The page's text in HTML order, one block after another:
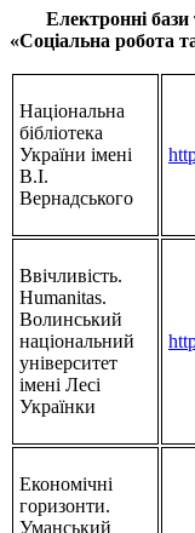
Електронні бази
«Соціальна робота
Національна
бібліотека
України імені
В.І.
Вернадського
Ввічливість.
Humanitas.
Волинський
національний
університет
імені Лесі
Українки
Економічні
горизонти.
Уманський